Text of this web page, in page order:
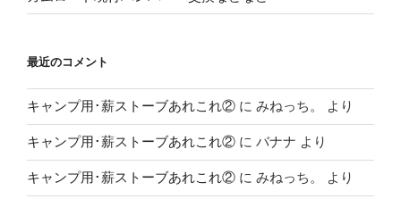
最近のコメント
キャンプ用･薪ストーブあれこれ② に みねっち。 より
キャンプ用･薪ストーブあれこれ② に バナナ より
キャンプ用･薪ストーブあれこれ② に みねっち。 より